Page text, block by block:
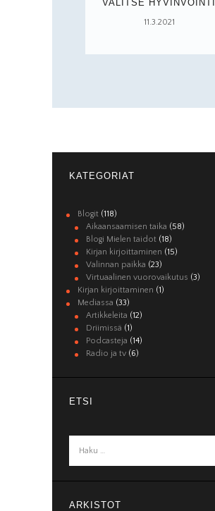
VALITSE HYVINVOINTI
11.3.2021
KATEGORIAT
Blogit (118)
Aikaansaamisen taika (58)
Blogi Mielen taidot (18)
Kirjan kirjoittaminen (15)
Valinnan paikka (23)
Virtuaalinen vuorovaikutus (3)
Kirjan kirjoittaminen (1)
Mediassa (33)
Artikkeleita (12)
Driimissä (1)
Podcasteja (14)
Radio ja tv (6)
ETSI
ARKISTOT